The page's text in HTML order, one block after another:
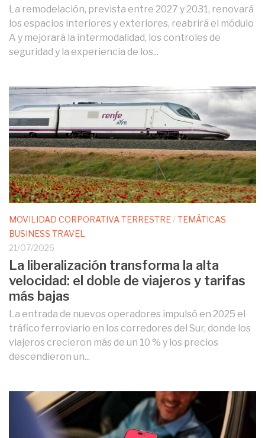
La remodelación, prevista entre 2027 y 2031, renovará
los espacios interiores y exteriores, reabrirá el módulo
A y mejorará la intermodalidad, los controles de
seguridad y la experiencia de los...
MOVILIDAD CORPORATIVA TERRESTRE /TEMÁTICAS
BUSINESS TRAVEL
21/07/2026
La liberalización transforma la alta
velocidad: el doble de viajeros y tarifas
más bajas
La entrada de nuevos operadores impulsó en 2025 el
tráfico ferroviario en los corredores del Sur, donde los
viajeros crecieron más de un 10 % y los precios
descendieron un...